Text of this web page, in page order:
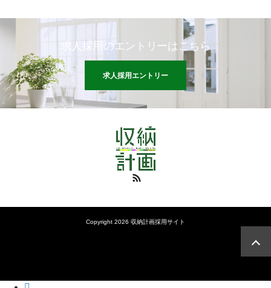
求人採用のエントリーはこちら
求人採用エントリー
Copyright 2026 収納計画採用サイト